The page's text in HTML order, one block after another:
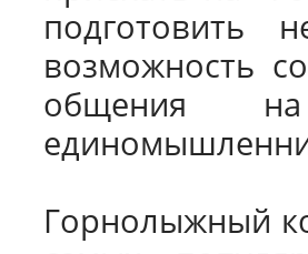
подготовить
возможность
общения
Горнолыжный